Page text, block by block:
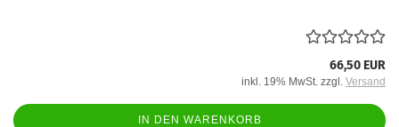
66,50 EUR
inkl. 19% MwSt. zzgl. Versand
IN DEN WARENKORB